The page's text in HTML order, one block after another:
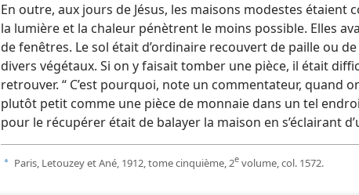
En outre, aux jours de Jésus, les maisons modestes étaient
la lumière et la chaleur pénètrent le moins possible. Elles
de fenêtres. Le sol était d’ordinaire recouvert de paille ou
divers végétaux. Si on y faisait tomber une pièce, il était
retrouver. “ C’est pourquoi, note un commentateur, quand
plutôt petit comme une pièce de monnaie dans un tel
pour le récupérer était de balayer la maison en s’éclairant
a Paris, Letouzey et Ané, 1912, tome cinquième, 2e volume, col. 1572.